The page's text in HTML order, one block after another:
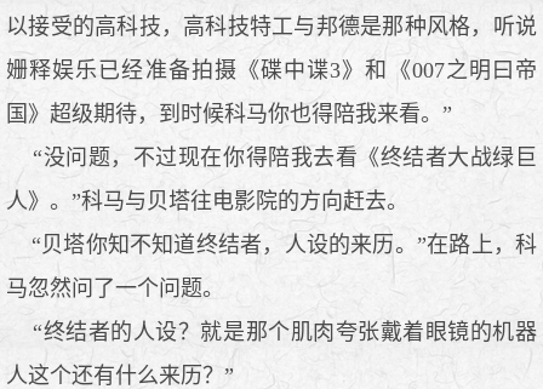
以接受的高科技，高科技特工与邦德是那种风格，听说
姗释娱乐已经准备拍摄《碟中谍3》和《007之明曰帝
国》超级期待，到时候科马你也得陪我来看。”
“没问题，不过现在你得陪我去看《终结者大战绿巨
人》。”科马与贝塔往电影院的方向赶去。
“贝塔你知不知道终结者，人设的来历。”在路上，科
马忽然问了一个问题。
“终结者的人设？就是那个肌肉夸张戴着眼镜的机器
人这个还有什么来历？”